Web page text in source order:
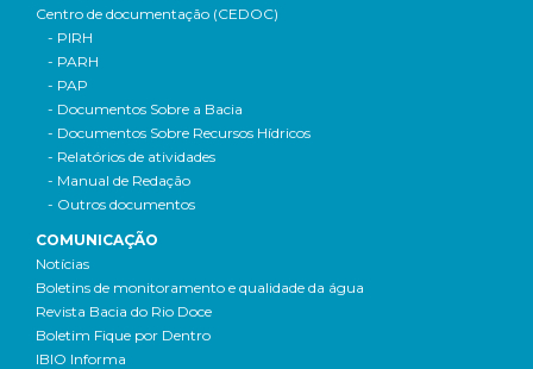
Centro de documentação (CEDOC)
- PIRH
- PARH
- PAP
- Documentos Sobre a Bacia
- Documentos Sobre Recursos Hídricos
- Relatórios de atividades
- Manual de Redação
- Outros documentos
COMUNICAÇÃO
Notícias
Boletins de monitoramento e qualidade da água
Revista Bacia do Rio Doce
Boletim Fique por Dentro
IBIO Informa